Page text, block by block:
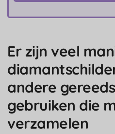
Er zijn veel
andere
gebruiken die
verzamelen